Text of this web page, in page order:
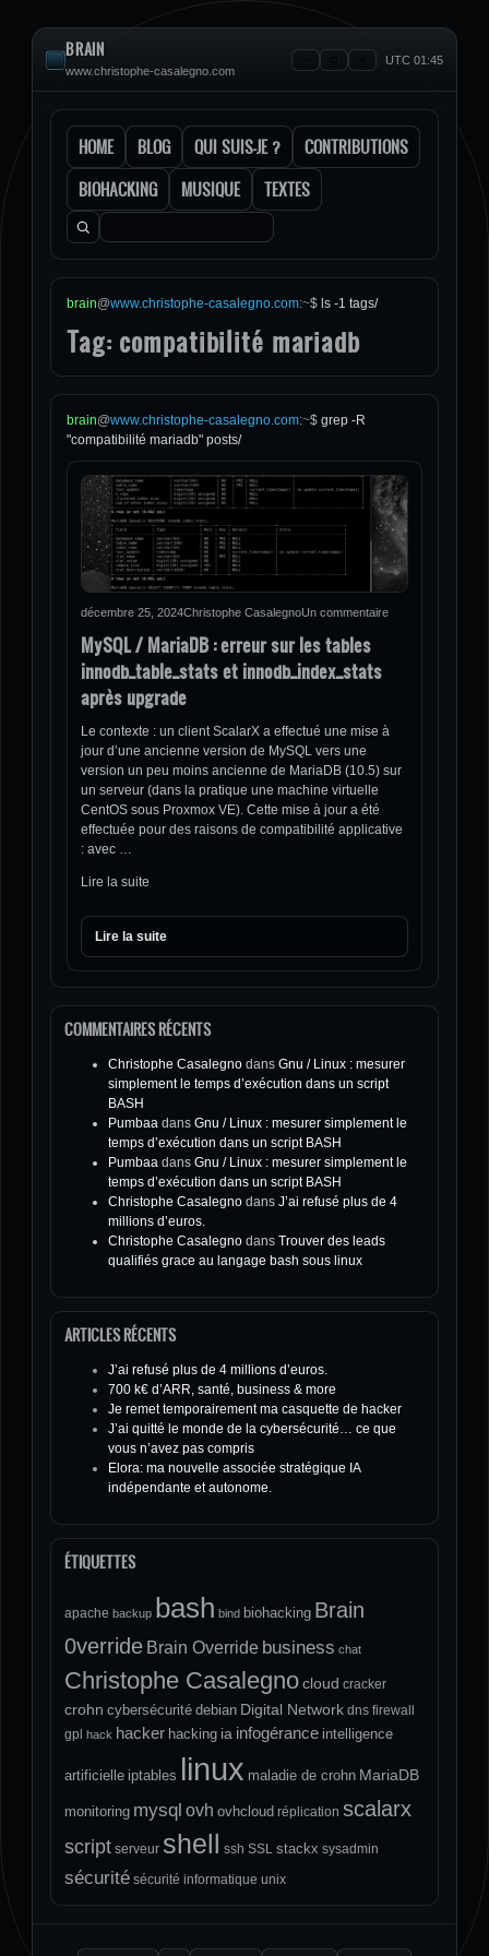
BRAIN
www.christophe-casalegno.com
UTC 01:45
HOME BLOG QUI SUIS-JE ?
CONTRIBUTIONS
BIOHACKING
MUSIQUE TEXTES
Rechercher :
brain@www.christophe-casalegno.com:~$ ls -1 tags/
Tag: compatibilité mariadb
brain@www.christophe-casalegno.com:~$ grep -R
"compatibilité mariadb" posts/
décembre 25, 2024Christophe CasalegnoUn commentaire
MySQL / MariaDB : erreur sur les tables
innodb_table_stats et innodb_index_stats
après upgrade
Le contexte : un client ScalarX a effectué une mise à
jour d’une ancienne version de MySQL vers une
version un peu moins ancienne de MariaDB (10.5) sur
un serveur (dans la pratique une machine virtuelle
CentOS sous Proxmox VE). Cette mise à jour a été
effectuée pour des raisons de compatibilité applicative
: avec …
Lire la suite
Lire la suite
COMMENTAIRES RÉCENTS
Christophe Casalegno dans Gnu / Linux : mesurer
simplement le temps d’exécution dans un script
BASH
Pumbaa dans Gnu / Linux : mesurer simplement le
temps d’exécution dans un script BASH
Pumbaa dans Gnu / Linux : mesurer simplement le
temps d’exécution dans un script BASH
Christophe Casalegno dans J’ai refusé plus de 4
millions d’euros.
Christophe Casalegno dans Trouver des leads
qualifiés grace au langage bash sous linux
ARTICLES RÉCENTS
J’ai refusé plus de 4 millions d’euros.
700 k€ d’ARR, santé, business & more
Je remet temporairement ma casquette de hacker
J’ai quitté le monde de la cybersécurité… ce que
vous n’avez pas compris
Elora: ma nouvelle associée stratégique IA
indépendante et autonome.
ÉTIQUETTES
apache backup bash bind biohacking Brain
0verride Brain Override business chat
Christophe Casalegnocloud cracker
crohn cybersécurité debian Digital Network dns firewall
gpl
hack hacker hacking ia infogérance intelligence
artificielle iptables linux maladie de crohn MariaDB
monitoring mysql ovh ovhcloud réplication scalarx
script serveur shell ssh SSL stackx sysadmin
sécurité sécurité informatique unix